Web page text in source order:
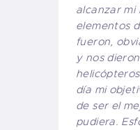
alcanzar mi
elementos
fueron,
y nos
día mi
de ser el
pudiera.